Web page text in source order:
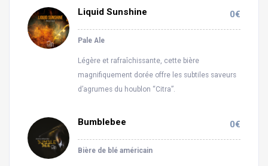
Liquid Sunshine 0€
Pale Ale
Légère et rafraîchissante, cette bière
magnifiquement dorée offre les subtiles saveurs
d’agrumes du houblon “Citra”.
Bumblebee 0€
Bière de blé américain